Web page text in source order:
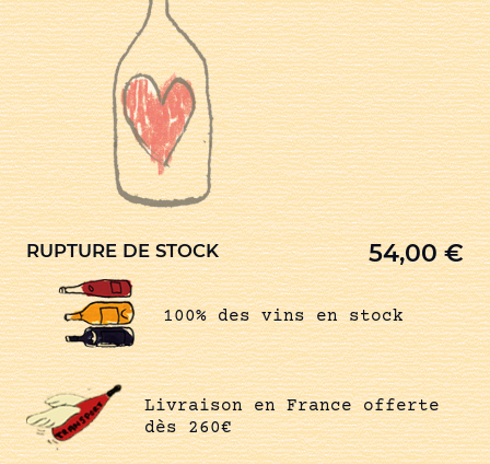
RUPTURE DE STOCK 54,00€
100% des vins en stock
Livraison en France offerte
dès 260€